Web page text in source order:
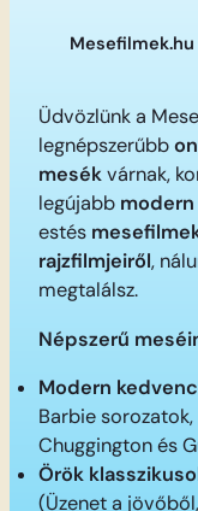
Üdvözlünk a
legnépszerűbb
mesékvárnak,
legújabb
estés
rajzfilmjeiről,
megtalálsz.
Népszerű
Modern
Barbie
Chuggington és
Örök
(Üzenet a